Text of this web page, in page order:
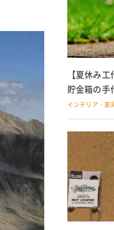
【夏休み
貯金箱の手
の子どもに
インテリア・家